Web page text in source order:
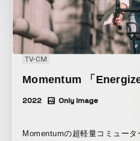
TV-CM
Momentum 「
2022 Only Image
Momentumの超軽量コミュー